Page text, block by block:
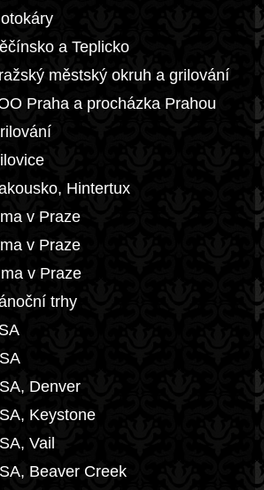
a Teplicko
městský okruh a grilování
Praha a procházka Prahou
Hintertux
v Praze
v Praze
v Praze
trhy
Denver
Keystone
Vail
Beaver Creek